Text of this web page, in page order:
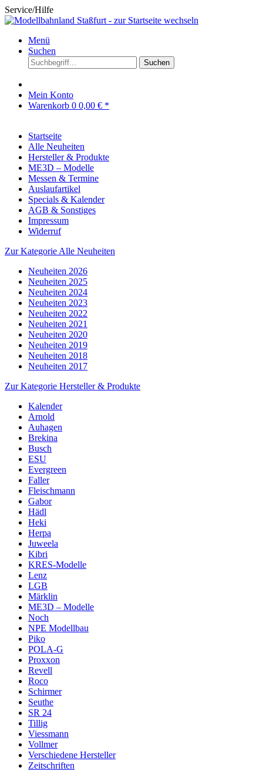
Service/Hilfe
Menü
Suchen
Suchen
Mein Konto
Warenkorb 0 0,00 € *
Startseite
Alle Neuheiten
Hersteller & Produkte
ME3D – Modelle
Messen & Termine
Auslaufartikel
Specials & Kalender
AGB & Sonstiges
Impressum
Widerruf
Zur Kategorie Alle Neuheiten
Neuheiten 2026
Neuheiten 2025
Neuheiten 2024
Neuheiten 2023
Neuheiten 2022
Neuheiten 2021
Neuheiten 2020
Neuheiten 2019
Neuheiten 2018
Neuheiten 2017
Zur Kategorie Hersteller & Produkte
Kalender
Arnold
Auhagen
Brekina
Busch
ESU
Evergreen
Faller
Fleischmann
Gabor
Hädl
Heki
Herpa
Juweela
Kibri
KRES-Modelle
Lenz
LGB
Märklin
ME3D – Modelle
Noch
NPE Modellbau
Piko
POLA-G
Proxxon
Revell
Roco
Schirmer
Seuthe
SR 24
Tillig
Viessmann
Vollmer
Verschiedene Hersteller
Zeitschriften